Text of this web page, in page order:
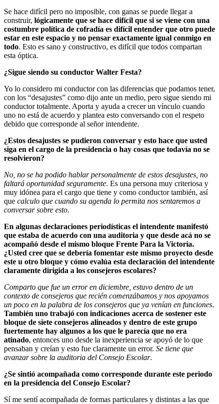
Se hace difícil pero no imposible, con ganas se puede llegar a
construir, lógicamente que se hace difícil que si se viene con una
costumbre política de cofradía es difícil entender que otro puede
estar en este espacio y no pensar exactamente igual conmigo en
todo. Esto es sano y constructivo, es difícil que todos compartan
esta óptica.
¿Sigue siendo su conductor Walter Festa?
Yo lo considero mi conductor con las diferencias que podamos tener,
con los “desajustes” como dijo ante un medio, pero sigue siendo mi
conductor totalmente. Aporta y ayuda a crecer un vínculo cuando
uno no está de acuerdo y plantea esto conversando con el respeto
debido que corresponde al señor intendente.
¿Estos desajustes se pudieron conversar y esto hace que usted
siga en el cargo de la presidencia o hay cosas que todavía no se
resolvieron?
No, no se ha podido hablar personalmente de estos desajustes, no
faltará oportunidad seguramente. Es una persona muy criteriosa y
muy idónea para el cargo que tiene y como conductor también, así
que calculo que cuando su agenda lo permita nos sentaremos a
conversar sobre esto.
En algunas declaraciones periodísticas el intendente manifestó
que estaba de acuerdo con una auditoria y que desde acá no se
acompañó desde el mismo bloque Frente Para la Victoria.
¿Usted cree que se debería fomentar este mismo proyecto desde
este u otro bloque y cómo evalúa esta declaración del intendente
claramente dirigida a los consejeros escolares?
Comparto que fue un error en diciembre, estuvo dentro de un
contexto de consejeros que recién comenzábamos y nos apoyamos
un poco en la palabra de los consejeros que ya venían en funciones.
También uno trabajó con indicaciones acerca de sostener este
bloque de siete consejeros alineados y dentro de este grupo
fuertemente hay algunos a los que le parecía que no era
atinado, entonces uno desde la inexperiencia se apoyó de lo que
pensaban y creían y esto fue claramente un error. Se tiene que
avanzar sobre la auditoria del Consejo Escolar.
¿Se sintió acompañada como corresponde durante este periodo
en la presidencia del Consejo Escolar?
Sí me sentí acompañada de formas particulares y distintas a las que